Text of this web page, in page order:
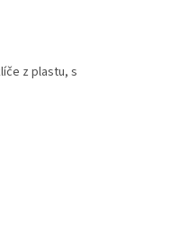
z plastu, s